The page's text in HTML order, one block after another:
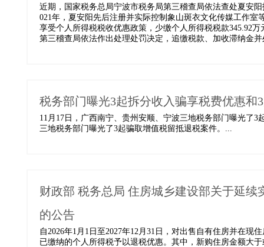
近期，国家税务总局宁波市税务局第三稽查局依法查处夏安
021年，夏安阳先后注册并实际控制象山斑衣文化传媒工作
享受个人所得税税收优惠政策，少缴个人所得税税款345.92
第三稽查局依法作出处理处罚决定，追缴税款、加收滞纳金
税务部门曝光3起拆分收入骗享税费优惠和
11月17日，广西南宁、贵州安顺、宁波三地税务部门曝光了
三地税务部门曝光了3起骗取增值税留抵退税案件。...
财政部 税务总局 住房城乡建设部关于延
的公告
自2026年1月1日至2027年12月31日，对出售自有住房并在
已缴纳的个人所得税予以退税优惠。其中，新购住房金额大